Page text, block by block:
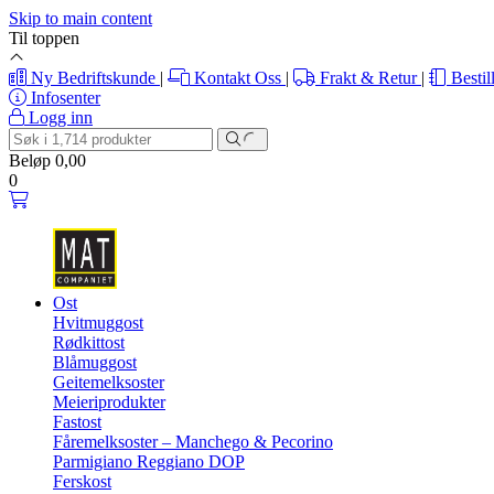
Skip to main content
Til toppen
Ny Bedriftskunde | Kontakt Oss | Frakt & Retur |
Infosenter
Logg inn
Beløp 0,00
0
Ost
Hvitmuggost
Rødkittost
Blåmuggost
Geitemelksoster
Meieriprodukter
Fastost
Fåremelksoster – Manchego & Pecorino
Parmigiano Reggiano DOP
Ferskost